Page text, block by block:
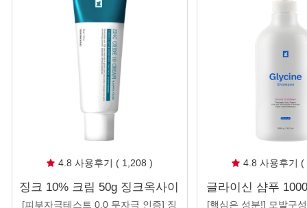
4.8 사용후기 ( 1,208 )
징크 10% 크림 50g 징크옥사이
드 처방 피부 진정 트러블 케어
[피부자극테스트 0.0 무자극 인증] 징
4.8 사용후기
글라이신 샴푸
상모 부드러운 머
[핵심은 성분!] 모발구